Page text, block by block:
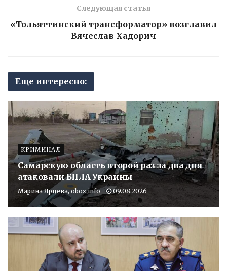
Следующая статья
«Тольяттинский трансформатор» возглавил
Вячеслав Хадорич
Еще интересно:
КРИМИНАЛ
Самарскую область второй раз за два дня
атаковали БПЛА Украины
Марина Ярцева, oboz.info 09.08.2026